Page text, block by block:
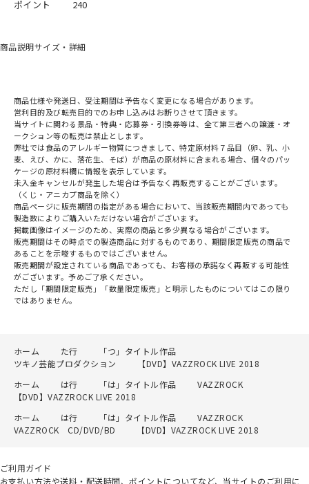
ポイント
240
商品説明サイズ・詳細
商品仕様や発送日、受注期間は予告なく変更になる場合があります。
営利目的及び転売目的でのお申し込みはお断りさせて頂きます。
当サイトに関わる景品・特典・応募券・引換券等は、全て第三者への譲渡・オ
ークション等の転売は禁止とします。
弊社では食品のアレルギー物質につきまして、特定原材料７品目（卵、乳、小
麦、えび、かに、落花生、そば）が商品の原材料に含まれる場合、個々のパッ
ケージの原材料欄に情報を表示しています。
未入金キャンセルが発生した場合は予告なく再販売することがございます。
（くじ・アニカプ商品を除く）
商品ページに販売期間の指定がある場合において、当該販売期間内であっても
製造数によりご購入いただけない場合がございます。
掲載画像はイメージのため、実際の商品と多少異なる場合がございます。
販売期間はその時点での製造商品に対するものであり、期間限定販売の商品で
あることを示唆するものではございません。
販売期間が設定されている商品であっても、お客様の承諾なく再販する可能性
がございます。予めご了承ください。
ただし「期間限定販売」「数量限定販売」と明示したものについてはこの限り
ではありません。
ホーム た行
「つ」タイトル作品
ツキノ芸能プロダクション
【DVD】VAZZROCK LIVE 2018
ホーム
は行 「は」タイトル作品
VAZZROCK
【DVD】VAZZROCK LIVE 2018
ホーム
は行 「は」タイトル作品
VAZZROCK
VAZZROCK CD/DVD/BD
【DVD】VAZZROCK LIVE 2018
ご利用ガイド
お支払い方法や送料・配送時間、ポイントについてなど、当サイトのご利用に